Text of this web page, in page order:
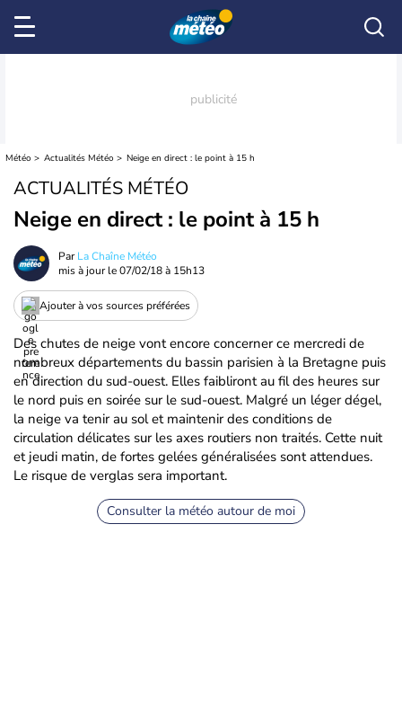
Météo Actualités Météo Neige en direct : le point à 15 h
ACTUALITÉS MÉTÉO
Neige en direct : le point à 15 h
ParLa Chaîne Météo
mis à jour le07/02/18 à 15h13
Ajouter à vos sources préférées
Des chutes de neige vont encore concerner ce mercredi de
nombreux départements du bassin parisien à la Bretagne puis
en direction du sud-ouest. Elles faibliront au fil des heures sur
le nord puis en soirée sur le sud-ouest. Malgré un léger dégel,
la neige va tenir au sol et maintenir des conditions de
circulation délicates sur les axes routiers non traités. Cette nuit
et jeudi matin, de fortes gelées généralisées sont attendues.
Le risque de verglas sera important.
Consulter la météo autour de moi